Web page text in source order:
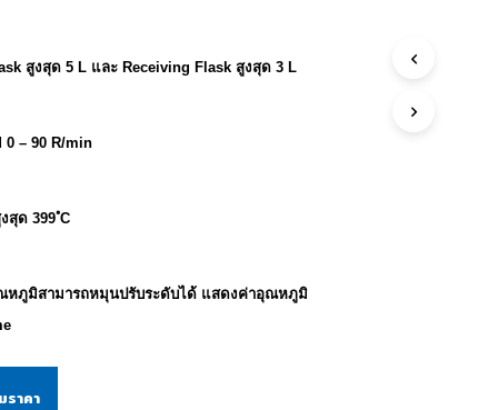
สูงสุด 5 L และ Receiving Flask สูงสุด 3 L
0 – 90 R/min
สุด 399 ํC
หภูมิสามารถหมุนปรับระดับได้ แสดงค่าอุณหภูมิ
ราคา